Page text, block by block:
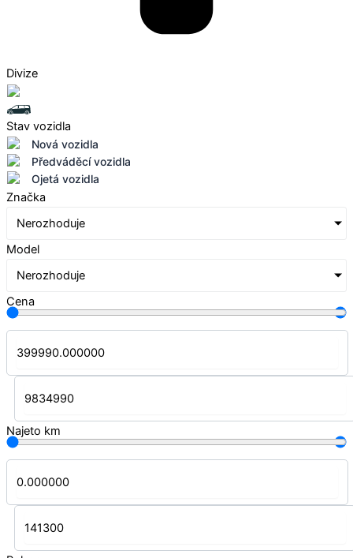
Divize
Stav vozidla
Nová vozidla
Předváděcí vozidla
Ojetá vozidla
Značka
Nerozhoduje
Model
Nerozhoduje
Cena
Najeto km